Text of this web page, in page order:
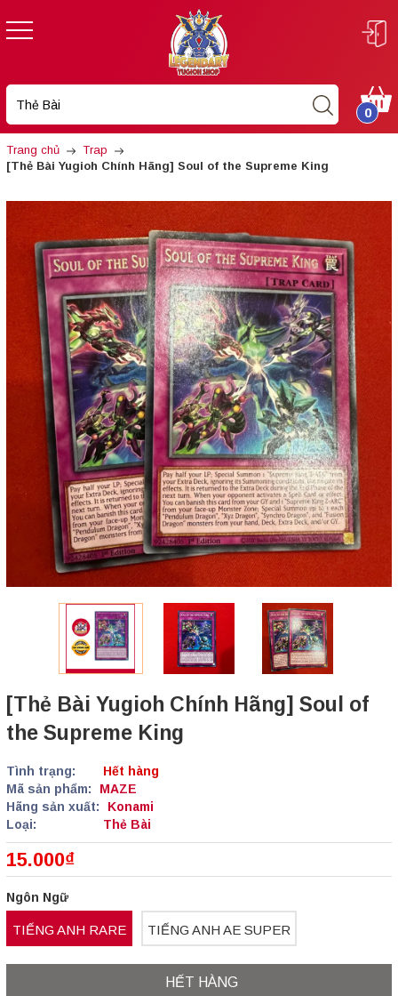
0
Trang chủ
Trap
[Thẻ Bài Yugioh Chính Hãng] Soul of the Supreme King
[Thẻ Bài Yugioh Chính Hãng] Soul of
the Supreme King
Tình trạng:
Hết hàng
Mã sản phẩm:
MAZE
Hãng sản xuất:
Konami
Loại:
Thẻ Bài
15.000₫
Ngôn Ngữ
TIẾNG ANH RARE TIẾNG ANH AE SUPER
HẾT HÀNG